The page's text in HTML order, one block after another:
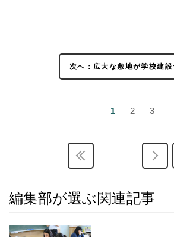
次へ：広大な敷地が学校建
1 2 3
編集部が選ぶ関連記事